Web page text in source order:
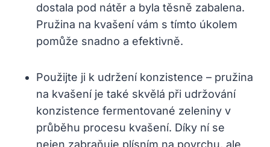
dostala pod nátěr a byla těsně zabalena.
Pružina na kvašení vám s tímto úkolem
pomůže snadno a efektivně.
Použijte​ ji k udržení konzistence – pružina
na kvašení je také skvělá ⁤při udržování
konzistence fermentované zeleniny v⁣
průběhu procesu kvašení. Díky ní⁣ se
nejen zabraňuje plísním na povrchu,⁤ ale